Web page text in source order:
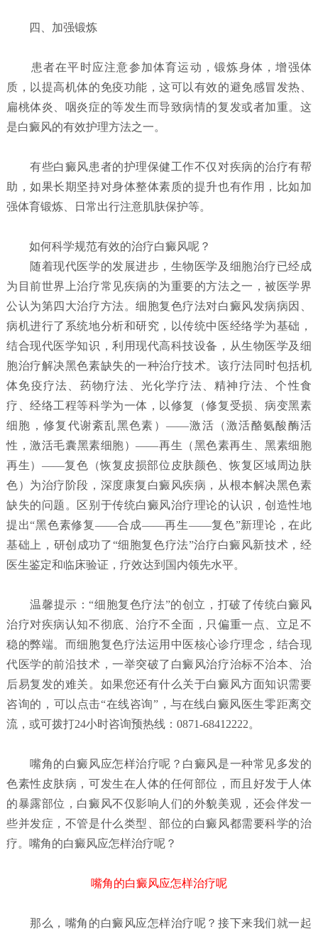
四、加强锻炼
患者在平时应注意参加体育运动，锻炼身体，增强体
质，以提高机体的免疫功能，这可以有效的避免感冒发热、
扁桃体炎、咽炎症的等发生而导致病情的复发或者加重。这
是白癜风的有效护理方法之一。
有些白癜风患者的护理保健工作不仅对疾病的治疗有帮
助，如果长期坚持对身体整体素质的提升也有作用，比如加
强体育锻炼、日常出行注意肌肤保护等。
如何科学规范有效的治疗白癜风呢？
随着现代医学的发展进步，生物医学及细胞治疗已经成
为目前世界上治疗常见疾病的为重要的方法之一，被医学界
公认为第四大治疗方法。细胞复色疗法对白癜风发病病因、
病机进行了系统地分析和研究，以传统中医经络学为基础，
结合现代医学知识，利用现代高科技设备，从生物医学及细
胞治疗解决黑色素缺失的一种治疗技术。该疗法同时包括机
体免疫疗法、药物疗法、光化学疗法、精神疗法、个性食
疗、经络工程等科学为一体，以修复（修复受损、病变黑素
细胞，修复代谢紊乱黑色素）——激活（激活酪氨酸酶活
性，激活毛囊黑素细胞）——再生（黑色素再生、黑素细胞
再生）——复色（恢复皮损部位皮肤颜色、恢复区域周边肤
色）为治疗阶段，深度康复白癜风疾病，从根本解决黑色素
缺失的问题。区别于传统白癜风治疗理论的认识，创造性地
提出“黑色素修复——合成——再生——复色”新理论，在此
基础上，研创成功了“细胞复色疗法”治疗白癜风新技术，经
医生鉴定和临床验证，疗效达到国内领先水平。
温馨提示：“细胞复色疗法”的创立，打破了传统白癜风
治疗对疾病认知不彻底、治疗不全面，只偏重一点、立足不
稳的弊端。而细胞复色疗法运用中医核心诊疗理念，结合现
代医学的前沿技术，一举突破了白癜风治疗治标不治本、治
后易复发的难关。如果您还有什么关于白癜风方面知识需要
咨询的，可以点击“在线咨询”，与在线白癜风医生零距离交
流，或可拨打24小时咨询预热线：0871-68412222。
嘴角的白癜风应怎样治疗呢？ 白癜风是一种常见多发的
色素性皮肤病，可发生在人体的任何部位，而且好发于人体
的暴露部位，白癜风不仅影响人们的外貌美观，还会伴发一
些并发症，不管是什么类型、部位的白癜风都需要科学的治
疗。嘴角的白癜风应怎样治疗呢？
嘴角的白癜风应怎样治疗呢
那么，嘴角的白癜风应怎样治疗呢？接下来我们就一起